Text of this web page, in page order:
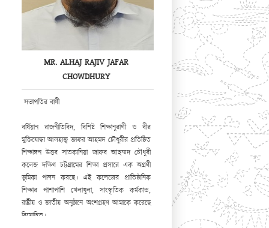
MR. ALHAJ RAJIV JAFAR
CHOWDHURY
সভাপতির বাণী
বর্ষিয়ান রাজনীতিবিদ, বিশিষ্ট শিক্ষানুরাগী ও বীর
মুক্তিযোদ্ধা আলহাজ্ব জাফর আহমদ চৌধুরীর প্রতিষ্ঠিত
শিক্ষাঙ্গন উত্তর সাতকানিয়া জাফর আহম্মদ চৌধুরী
কলেজ দক্ষিণ চট্টগ্রামের শিক্ষা প্রসারে এক অগ্রণী
ভূমিকা পালন করছে। এই কলেজের প্রাতিষ্ঠানিক
শিক্ষার পাশাপাশি খেলাধুলা, সাংস্কৃতিক কর্মকান্ড,
রাষ্ট্রীয় ও জাতীয় অনুষ্ঠানে অংশগ্রহণ আমাকে করেছে
বিমোহিত।